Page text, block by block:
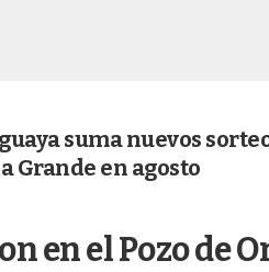
suma nuevos
Grande en agosto
en el Pozo de